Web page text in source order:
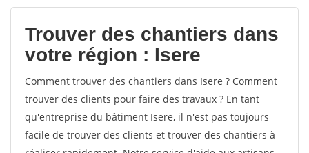
votes
Trouver des chantiers dans
votre région : Isere
Comment trouver des chantiers dans Isere ? Comment
trouver des clients pour faire des travaux ? En tant
qu'entreprise du bâtiment Isere, il n'est pas toujours
facile de trouver des clients et trouver des chantiers à